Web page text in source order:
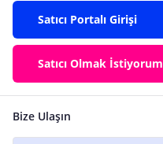
Satıcı Portalı Girişi
Satıcı Olmak İstiyorum
Bize Ulaşın